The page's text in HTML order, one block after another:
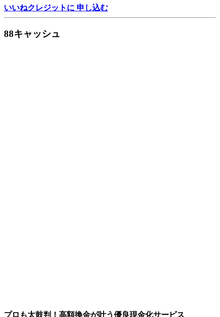
いいねクレジットに 申し込む
88キャッシュ
プロも太鼓判！高額換金が叶う優良現金化サービス